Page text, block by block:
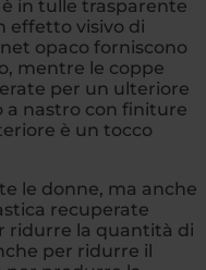
in tulle trasparente
effetto visivo di
opaco forniscono
mentre le coppe
per un ulteriore
a nastro con finiture
è un tocco
le donne, ma anche
recuperate
ridurre la quantità di
per ridurre il